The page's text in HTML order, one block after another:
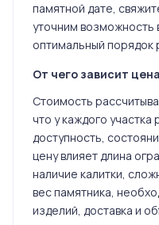
памятной дате,
уточним возможность
оптимальный порядок
От чего зависит
Стоимость
что у каждого
доступность,
цену влияет длина
наличие калитки,
вес памятника,
изделий, доставка и